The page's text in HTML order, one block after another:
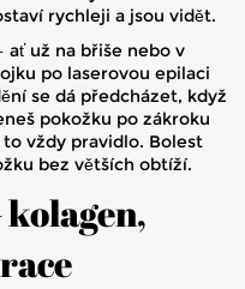
rychleji a jsou vidět.
ať už na břiše nebo v
po laserovou epilaci
se dá předcházet, když
pokožku po zákroku
vždy pravidlo. Bolest
bez větších obtíží.